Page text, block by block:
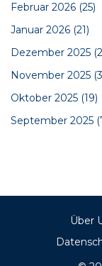
Februar 2026 (25)
Januar 2026 (21)
Dezember 2025
November 2025
Oktober 2025 (19)
September 2025
Über